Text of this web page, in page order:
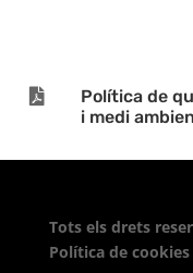

Política de
i medi
Tots els drets
Política de cookies